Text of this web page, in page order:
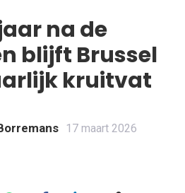
na de
blijft Brussel
kruitvat
17 maart 2026